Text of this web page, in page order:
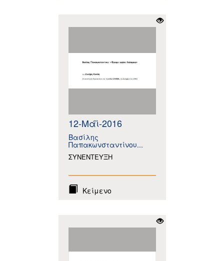
12-Μάϊ-2016
Βασίλης
Παπακωνσταντίνου...
ΣΥΝΕΝΤΕΥΞΗ
Κείμενο